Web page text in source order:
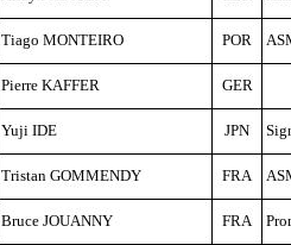
Tiago MONTEIRO POR
Pierre KAFFER GER
Yuji IDE JPN
Tristan GOMMENDY FRA
Bruce JOUANNY FRA